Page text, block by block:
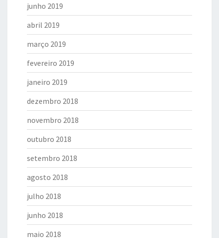
junho 2019
abril 2019
março 2019
fevereiro 2019
janeiro 2019
dezembro 2018
novembro 2018
outubro 2018
setembro 2018
agosto 2018
julho 2018
junho 2018
maio 2018